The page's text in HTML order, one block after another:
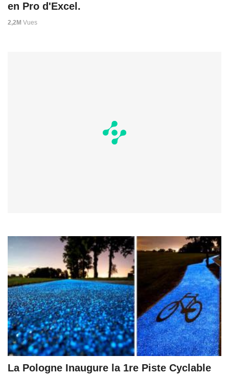
en Pro d'Excel.
2,2M Vues
La Pologne Inaugure la 1re Piste Cyclable